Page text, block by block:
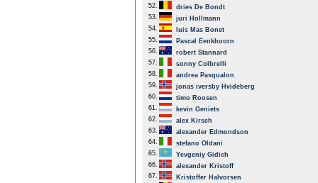
52.
dries De Bondt
53.
juri Hollmann
54.
luis Mas Bonet
55.
Pascal Eenkhoorn
56.
robert Stannard
57.
sonny Colbrelli
58.
andrea Pasqualon
59.
jonas iversby Hvideberg
60.
timo Roosen
61.
kevin Geniets
62.
alex Kirsch
63.
alexander Edmondson
64.
stefano Oldani
65.
Yevgeniy Gidich
66.
alexander Kristoff
67.
Kristoffer Halvorsen